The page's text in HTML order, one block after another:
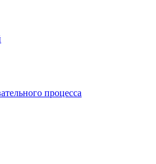
процесса